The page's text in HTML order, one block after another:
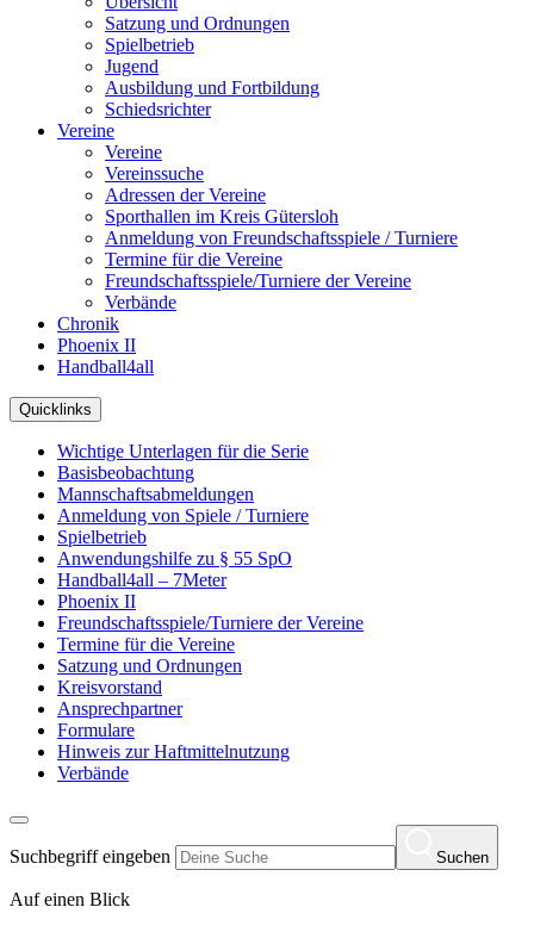
Satzung und Ordnungen
Spielbetrieb
Jugend
Ausbildung und Fortbildung
Schiedsrichter
Vereine
Vereine
Vereinssuche
Adressen der Vereine
Sporthallen im Kreis Gütersloh
Anmeldung von Freundschaftsspiele / Turniere
Termine für die Vereine
Freundschaftsspiele/Turniere der Vereine
Verbände
Chronik
Phoenix II
Handball4all
Quicklinks
Wichtige Unterlagen für die Serie
Basisbeobachtung
Mannschaftsabmeldungen
Anmeldung von Spiele / Turniere
Spielbetrieb
Anwendungshilfe zu § 55 SpO
Handball4all – 7Meter
Phoenix II
Freundschaftsspiele/Turniere der Vereine
Termine für die Vereine
Satzung und Ordnungen
Kreisvorstand
Ansprechpartner
Formulare
Hinweis zur Haftmittelnutzung
Verbände
Suchbegriff eingeben Suchen
Auf einen Blick